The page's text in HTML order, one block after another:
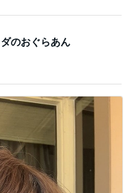
のおぐらあん